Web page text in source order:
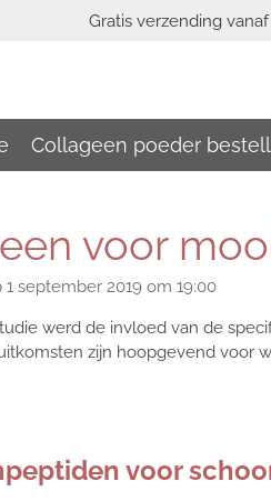
Gratis verzending
Collageen poeder
voor
september 2019 om 19:00
werd de invloed van de
zijn hoopgevend voor
voor